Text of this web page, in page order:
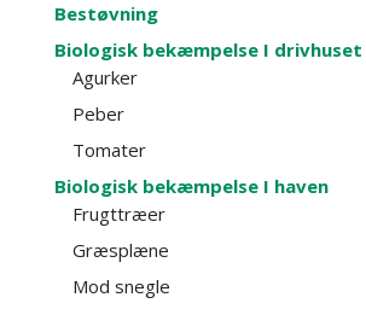
Bestøvning
Biologisk bekæmpelse I drivhuset
Agurker
Peber
Tomater
Biologisk bekæmpelse I haven
Frugttræer
Græsplæne
Mod snegle